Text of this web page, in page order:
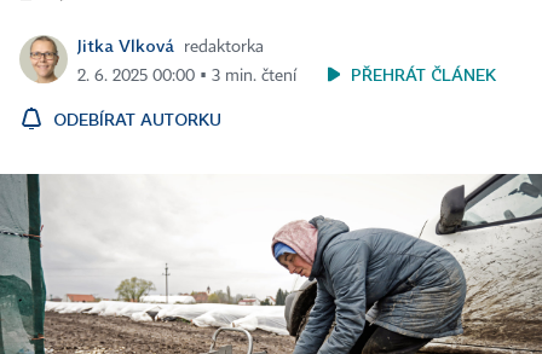
Jitka Vlková
redaktorka
2. 6. 2025 00:00 ▪ 3 min. čtení
PŘEHRÁT ČLÁNEK
ODEBÍRAT AUTORKU